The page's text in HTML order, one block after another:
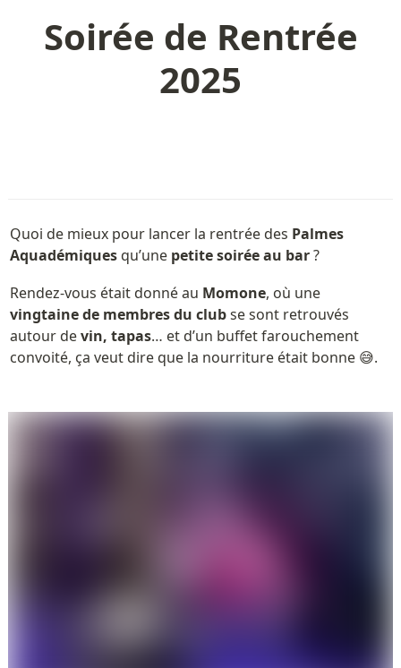
Soirée de Rentrée
2025
Quoi de mieux pour lancer la rentrée des Palmes
Aquadémiques qu’une petite soirée au bar ?
Rendez-vous était donné au Momone
, où une
vingtaine de membres du club se sont retrouvés
autour de vin, tapas… et d’un buffet farouchement
convoité, ça veut dire que la nourriture était bonne 😅.